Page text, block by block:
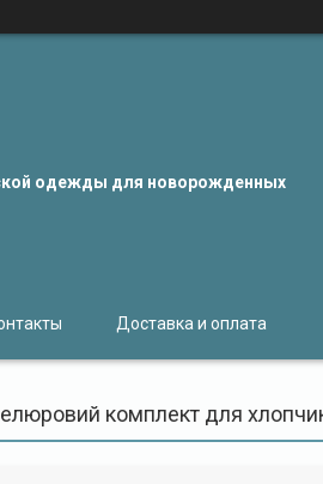
одежды для новорожденных
Доставка и оплата
комплект для